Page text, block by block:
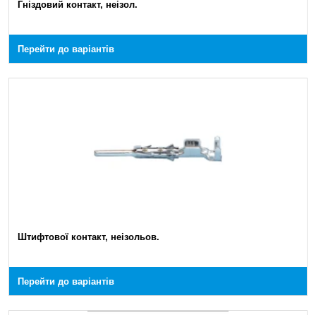
Гніздовий контакт, неізол.
Перейти до варіантів
Штифтової контакт, неізольов.
Перейти до варіантів